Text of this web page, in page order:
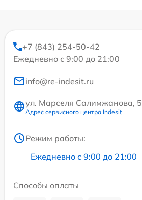
+7 (843) 254-50-42
Ежедневно с 9:00 до 21:00
info@re-indesit.ru
ул. Марселя Салимжанова, 5
Адрес сервисного центра Indesit
Режим работы:
Ежедневно с 9:00 до 21:00
Способы оплаты